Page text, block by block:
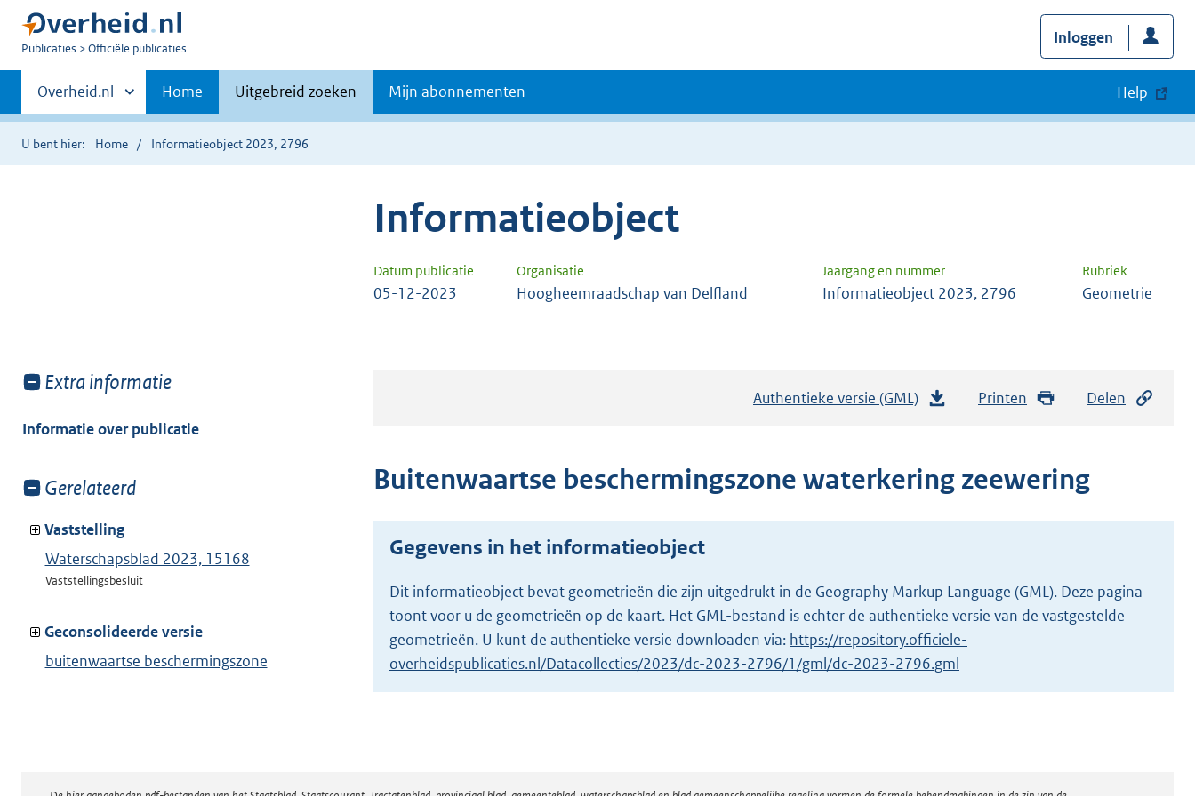
U
Publicaties Officiële publicaties
Inloggen
Primaire
navigatie
Andere
sites
binnen
Overheid.nl Home Uitgebreid zoeken Mijn abonnementen Help
U bent hier: Home Informatieobject 2023, 2796
Informatieobject
Datum publicatie Organisatie Jaargang en nummer Rubriek
05-12-2023 Hoogheemraadschap van Delfland Informatieobject 2023, 2796 Geometrie
Toon
van:
Extra informatie
Informatie over publicatie
Toon
van:
Gerelateerd
Vaststelling
Waterschapsblad 2023, 15168
Vaststellingsbesluit
Geconsolideerde versie
buitenwaartse beschermingszone
Authentieke versie (GML)
t
a
n
g
r
o
o
Printen Delen
Buitenwaartse beschermingszone waterkering zeewering
Gegevens in het informatieobject
Dit informatieobject bevat geometrieën die zijn uitgedrukt in de Geography Markup Language (GML). Deze pagina
toont voor u de geometrieën op de kaart. Het GML-bestand is echter de authentieke versie van de vastgestelde
geometrieën. U kunt de authentieke versie downloaden via: https://repository.officiele-
overheidspublicaties.nl/Datacollecties/2023/dc-2023-2796/1/gml/dc-2023-2796.gml